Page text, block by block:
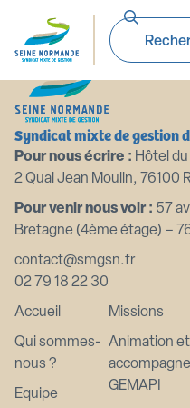
ERP
Syndicat mixte de gestion
Pour nous écrire : Hôtel
2 Quai Jean Moulin, 76100
Pour venir nous voir : 57
Bretagne (4ème étage) –
contact@smgsn.fr
02 79 18 22 30
Accueil
Qui sommes-
nous ?
Equipe
Missions
Animation et
GEMAPI